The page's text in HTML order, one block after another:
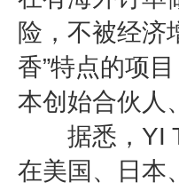
险，不被经济
香”特点的项
本创始合伙人
据悉，YI
在美国、日本